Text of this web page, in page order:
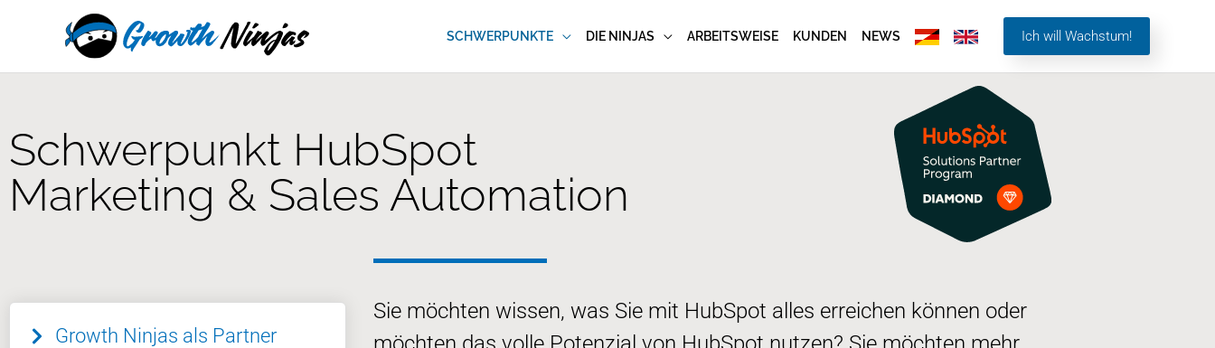
SCHWERPUNKTE DIE NINJAS ARBEITSWEISE KUNDEN NEWS Ich will Wachstum!
Schwerpunkt HubSpot
Marketing & Sales Automation
Growth Ninjas als Partner
Sie möchten wissen, was Sie mit HubSpot alles erreichen können oder